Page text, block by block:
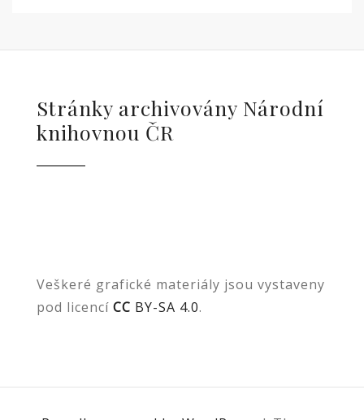
Stránky archivovány Národní
knihovnou ČR
Veškeré grafické materiály jsou vystaveny
pod licencí CC BY-SA 4.0.